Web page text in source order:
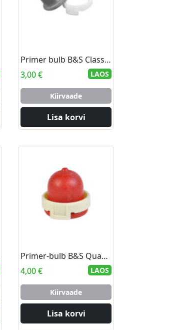
Primer bulb B&S Classic-Sprint-Quattro 3.5-5.0 hp Vert. (Walk)
3,00€ LAOS
Kiirvaade
Lisa korvi
Primer-bulb B&S Quantum
4,00€ LAOS
Kiirvaade
Lisa korvi